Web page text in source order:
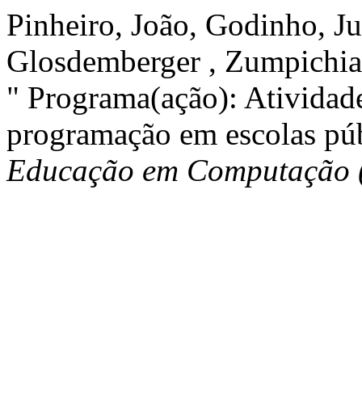
Pinheiro, João, Godinho,
Glosdemberger ,
" Programa(ação):
programação em escolas
Educação em Computação